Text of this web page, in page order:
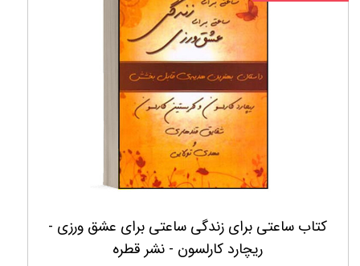
کتاب ساعتی برای زندگی ساعتی برای عشق ورزی -
ریچارد کارلسون - نشر قطره